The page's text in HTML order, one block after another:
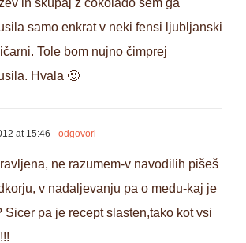
in skupaj z čokolado sem ga
samo enkrat v neki fensi ljubljanski
Tole bom nujno čimprej
Hvala 🙂
at 15:46 - odgovori
ne razumem-v navodilih pišeš
v nadaljevanju pa o medu-kaj je
Sicer pa je recept slasten,tako kot vsi